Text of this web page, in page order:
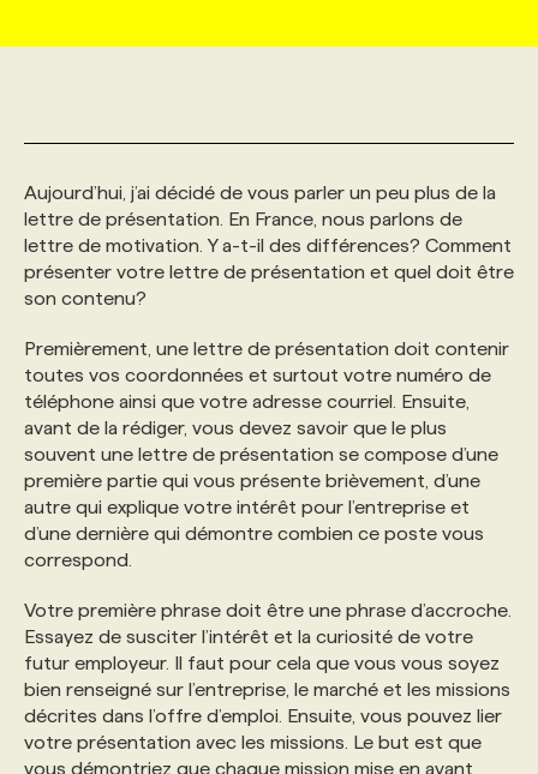
AFFAIRES DE L'INDUSTRIE
INITIATIVES NUMÉRIQUES
PRIX ET DISTINCTIONS
TENDANCES
WEB & MÉDIAS SOCIAUX
MARKETING DURABLE
GEO/SEO
ÉVÉNEMENTIEL
NOS AUTEUR‧RICES
INFOLETTRE PUBLICITÉ
ANNONCEZ AVEC NOUS
CONSULTER LA CVTHÈQUE
PROFIL ENTREPRISE
FAQ
ANNONCEZ AVEC NOUS
VOIR LES OFFRES
PROFIL CANDIDAT
FAQ
ANNONCEZ AVEC NOUS
NOS FORMATIONS EN LIGNE
NOS PARCOURS DE FORMATIONS
FORMATIONS PERSONNALISÉES
NOS FORMATEUR‧RICES
POURQUOI CHOISIR NOS FORMATIONS
NOS TARIFS
FAQ
ANNONCEZ AVEC NOUS
CHASSE DE TÊTE
SERVICE DE CHASSE DE TÊTE
NOS TARIFS
NOS EXPERTISES
ANNONCEZ AVEC NOUS
Aujourd’hui, j’ai décidé de vous parler un peu plus de la
lettre de présentation. En France, nous parlons de
lettre de motivation. Y a-t-il des différences? Comment
présenter votre lettre de présentation et quel doit être
son contenu?
Premièrement, une lettre de présentation doit contenir
toutes vos coordonnées et surtout votre numéro de
téléphone ainsi que votre adresse courriel. Ensuite,
avant de la rédiger, vous devez savoir que le plus
souvent une lettre de présentation se compose d’une
première partie qui vous présente brièvement, d’une
autre qui explique votre intérêt pour l’entreprise et
d’une dernière qui démontre combien ce poste vous
correspond.
Votre première phrase doit être une phrase d’accroche.
Essayez de susciter l’intérêt et la curiosité de votre
futur employeur. Il faut pour cela que vous vous soyez
bien renseigné sur l’entreprise, le marché et les missions
décrites dans l’offre d’emploi. Ensuite, vous pouvez lier
votre présentation avec les missions. Le but est que
vous démontriez que chaque mission mise en avant